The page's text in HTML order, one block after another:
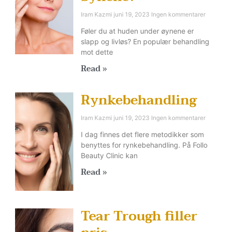
Iram Kazmi juni 19, 2023 Ingen kommentarer
Føler du at huden under øynene er
slapp og livløs? En populær behandling
mot dette
Read »
Rynkebehandling
Iram Kazmi juni 19, 2023 Ingen kommentarer
I dag finnes det flere metodikker som
benyttes for rynkebehandling. På Follo
Beauty Clinic kan
Read »
Tear Trough filler